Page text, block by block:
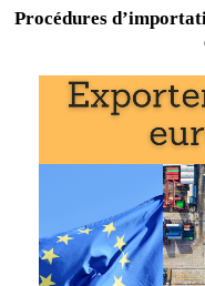
Procédures